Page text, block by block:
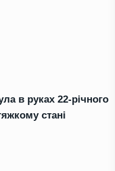
в руках 22-річного
стані